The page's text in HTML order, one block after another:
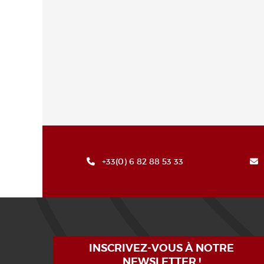
+33(0) 6 82 88 53 33
INSCRIVEZ-VOUS À NOTRE